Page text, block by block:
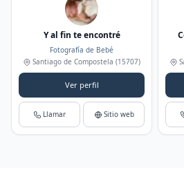
Y al fin te encontré
Fotografía de Bebé
Santiago de Compostela (15707)
Ver perfil
Llamar Sitio web